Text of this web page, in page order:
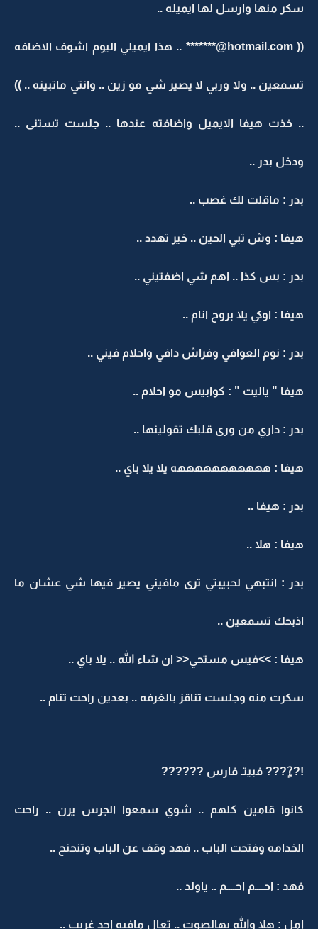
سكر منها وارسل لها ايميله ..
(( hotmail.com@******* .. هذا ايميلي اليوم اشوف الاضافه
تسمعين .. ولا وربي لا يصير شي مو زين .. وانتي ماتبينه .. ))
.. خذت هيفا الايميل واضافته عندها .. جلست تستنى ..
ودخل بدر ..
بدر : ماقلت لك غصب ..
هيفا : وش تبي الحين .. خير تهدد ..
بدر : بس كذا .. اهم شي اضفتيني ..
هيفا : اوكي يلا بروح انام ..
بدر : نوم العوافي وفراش دافي واحلام فيني ..
هيفا " ياليت " : كوابيس مو احلام ..
بدر : داري من ورى قلبك تقولينها ..
هيفا : هههههههههههه يلا يلا باي ..
بدر : هيفا ..
هيفا : هلا ..
بدر : انتبهي لحبيبتي ترى مافيني يصير فيها شي عشان ما
اذبحك تسمعين ..
هيفا : >>فيس مستحي<< ان شاء الله .. يلا باي ..
سكرت منه وجلست تناقز بالغرفه .. بعدين راحت تنام ..
!??ٍ??? فبيتـ فارس ??????
كانوا قامين كلهم .. شوي سمعوا الجرس يرن .. راحت
الخدامه وفتحت الباب .. فهد وقف عن الباب وتنحنح ..
فهد : احــــم احــــم .. ياولد ..
امل : هلا والله بهالصوت .. تعال مافيه احد غريب ..